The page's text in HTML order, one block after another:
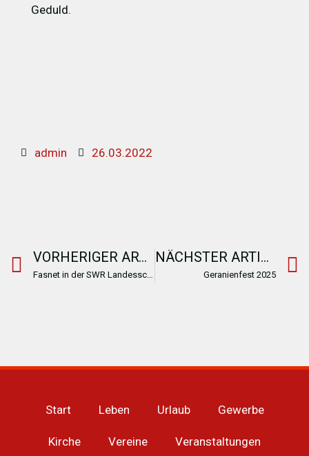
Geduld.
admin 26.03.2022
VORHERIGER ARTIKEL NÄCHSTER ARTIKEL
Geranienfest 2025
Start Leben Urlaub Gewerbe
Kirche Vereine Veranstaltungen